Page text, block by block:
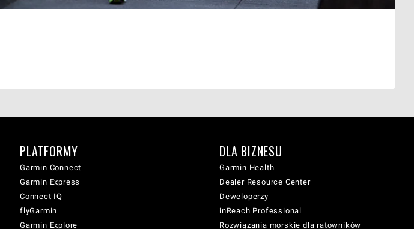
PLATFORMY
Garmin Connect
Garmin Express
Connect IQ
flyGarmin
Garmin Explore
DLA BIZNESU
Garmin Health
Dealer Resource Center
Deweloperzy
inReach Professional
Rozwiązania morskie dla ratowników